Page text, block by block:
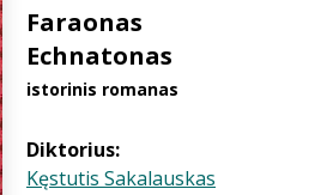
Faraonas
Echnatonas
istorinis romanas
Diktorius:
Kęstutis Sakalauskas